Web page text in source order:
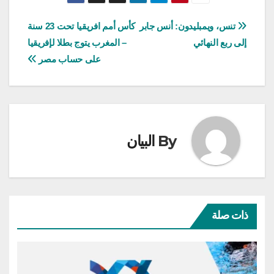
تصفّح
المقالات
كأس أمم افريقيا تحت 23 سنة
– المغرب يتوج بطلا لإفريقيا
على حساب مصر
تنس، ويمبليدون: أنس جابر
إلى ربع النهائي
By البيان
ذات صلة